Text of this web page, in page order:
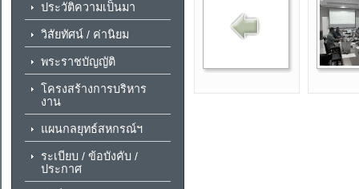
ประวัติความเป็นมา
วิสัยทัศน์ / ค่านิยม
พระราชบัญญัติ
โครงสร้างการบริหาร
งาน
แผนกลยุทธ์สหกรณ์ฯ
ระเบียบ / ข้อบังคับ /
ประกาศ